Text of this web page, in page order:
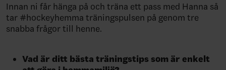
Innan ni får hänga på och träna ett pass med Hanna så
tar #hockeyhemma träningspulsen på genom tre
snabba frågor till henne.
Vad är ditt bästa träningstips som är enkelt